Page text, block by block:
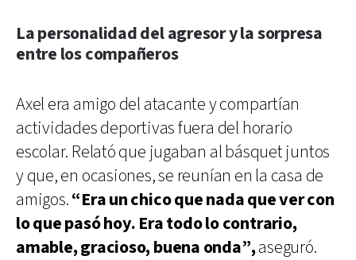
La personalidad del agresor y la sorpresa
entre los compañeros
Axel era amigo del atacante y compartían
actividades deportivas fuera del horario
escolar. Relató que jugaban al básquet juntos
y que, en ocasiones, se reunían en la casa de
amigos.“Era un chico que nada que ver con
lo que pasó hoy. Era todo lo contrario,
amable, gracioso, buena onda”,aseguró.